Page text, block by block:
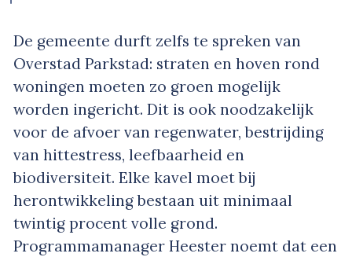
De gemeente durft zelfs te spreken van
Overstad Parkstad: straten en hoven rond
woningen moeten zo groen mogelijk
worden ingericht. Dit is ook noodzakelijk
voor de afvoer van regenwater, bestrijding
van hittestress, leefbaarheid en
biodiversiteit. Elke kavel moet bij
herontwikkeling bestaan uit minimaal
twintig procent volle grond.
Programmamanager Heester noemt dat een